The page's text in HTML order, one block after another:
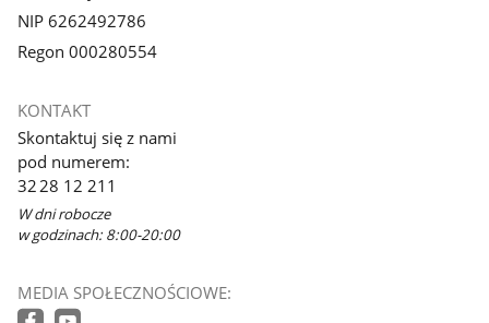
NIP 6262492786
Regon 000280554
KONTAKT
Skontaktuj się z nami
pod numerem:
32 28 12 211
W dni robocze
w godzinach: 8:00-20:00
MEDIA SPOŁECZNOŚCIOWE: